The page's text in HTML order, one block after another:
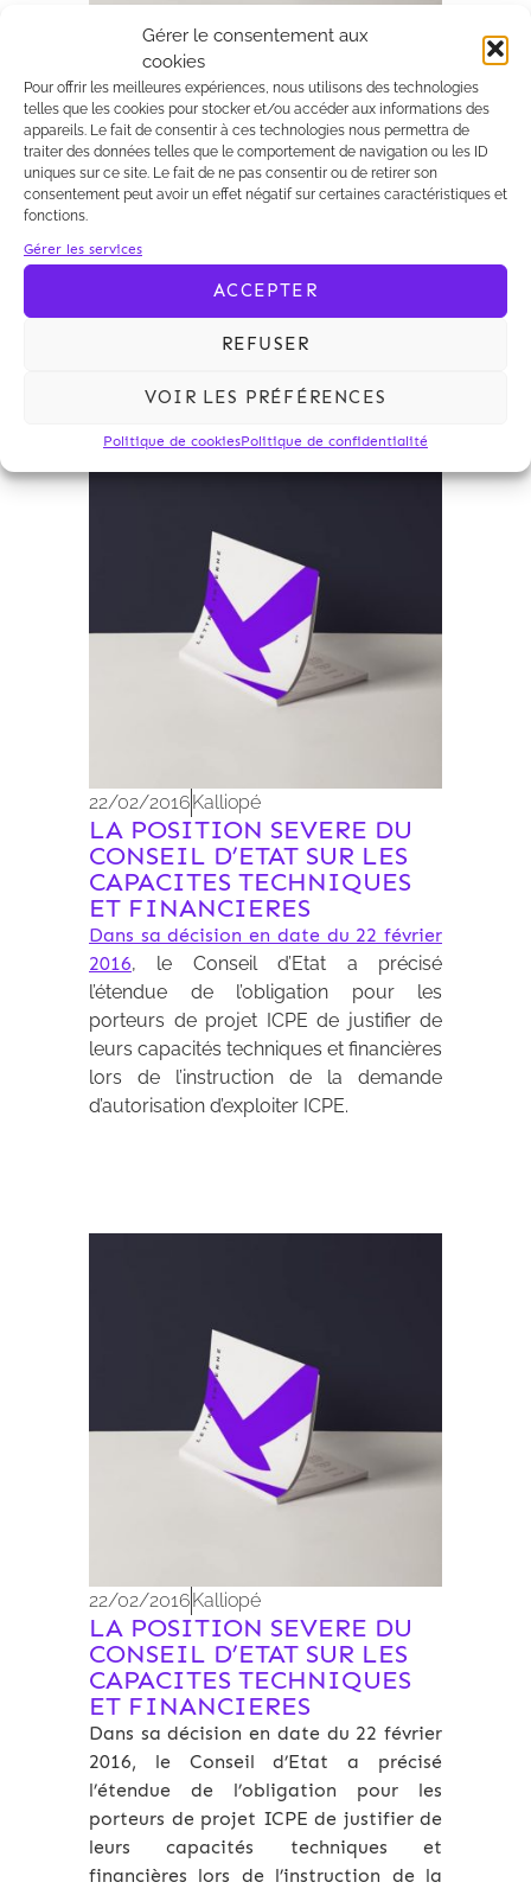
Gérer le consentement aux
cookies
Pour offrir les meilleures expériences, nous utilisons des technologies
telles que les cookies pour stocker et/ou accéder aux informations des
appareils. Le fait de consentir à ces technologies nous permettra de
traiter des données telles que le comportement de navigation ou les ID
uniques sur ce site. Le fait de ne pas consentir ou de retirer son
consentement peut avoir un effet négatif sur certaines caractéristiques et
fonctions.
Gérer les services
ACCEPTER
REFUSER
VOIR LES PRÉFÉRENCES
Politique de cookiesPolitique de confidentialité
25/02/2016Kalliopé
Interprétation stricte de
l’intérêt à agir contre un
permis de construire par le
Conseil d’Etat.
Par une
d’Etat a une nouvelle fois précisé la
définition de l’intérêt à agir du tiers en
Archives 2010-2021
22/02/2016 Kalliopé
LA POSITION SEVERE DU
CONSEIL D’ETAT SUR LES
CAPACITES TECHNIQUES
ET FINANCIERES
Dans sa décision en date du 22 février
2016, le Conseil d’Etat a précisé
l’étendue de l’obligation pour les
porteurs de projet ICPE de justifier de
leurs capacités techniques et financières
lors de l’instruction de la demande
d’autorisation d’exploiter ICPE.
22/02/2016 Kalliopé
LA POSITION SEVERE DU
CONSEIL D’ETAT SUR LES
CAPACITES TECHNIQUES
ET FINANCIERES
Dans sa décision en date du 22 février
2016, le Conseil d’Etat a précisé
l’étendue de l’obligation pour les
porteurs de projet ICPE de justifier de
leurs capacités techniques et
financières lors de l’instruction de la